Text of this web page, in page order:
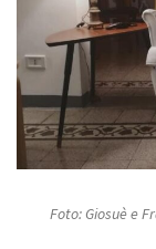
Foto: Giosuè e